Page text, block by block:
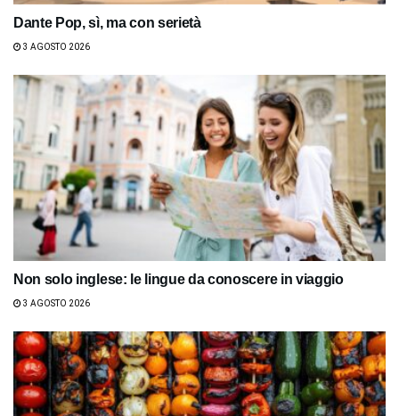
Dante Pop, sì, ma con serietà
3 AGOSTO 2026
Non solo inglese: le lingue da conoscere in viaggio
3 AGOSTO 2026